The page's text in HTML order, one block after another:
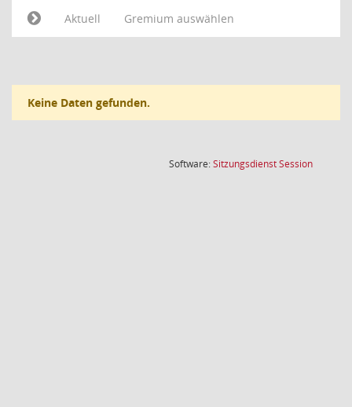
Aktuell
Gremium auswählen
Keine Daten gefunden.
Software:SitzungsdienstSession(Wird in